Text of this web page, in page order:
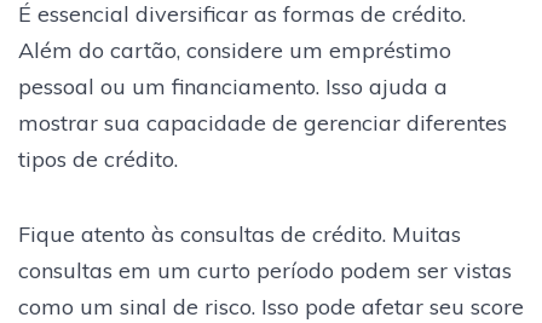
É essencial diversificar as formas de crédito.
Além do cartão, considere um empréstimo
pessoal ou um financiamento. Isso ajuda a
mostrar sua capacidade de gerenciar diferentes
tipos de crédito.
Fique atento às consultas de crédito. Muitas
consultas em um curto período podem ser vistas
como um sinal de risco. Isso pode afetar seu score